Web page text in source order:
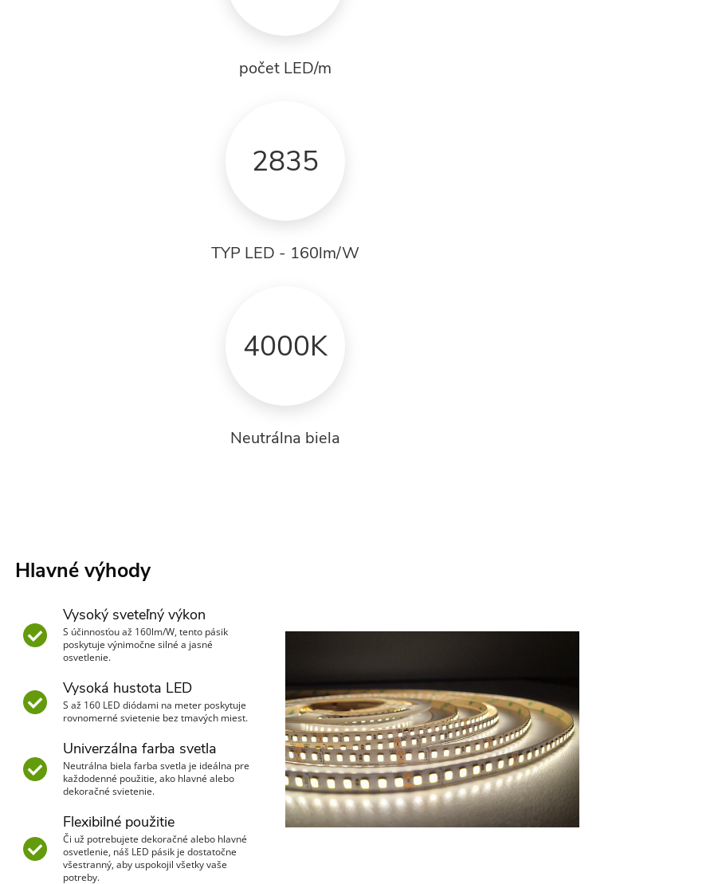
počet LED/m
2835
TYP LED - 160lm/W
4000K
Neutrálna biela
Hlavné výhody
Vysoký sveteľný výkon
S účinnosťou až 160lm/W, tento pásik
poskytuje výnimočne silné a jasné
osvetlenie.
Vysoká hustota LED
S až 160 LED diódami na meter poskytuje
rovnomerné svietenie bez tmavých miest.
Univerzálna farba svetla
Neutrálna biela farba svetla je ideálna pre
každodenné použitie, ako hlavné alebo
dekoračné svietenie.
Flexibilné použitie
Či už potrebujete dekoračné alebo hlavné
osvetlenie, náš LED pásik je dostatočne
všestranný, aby uspokojil všetky vaše
potreby.